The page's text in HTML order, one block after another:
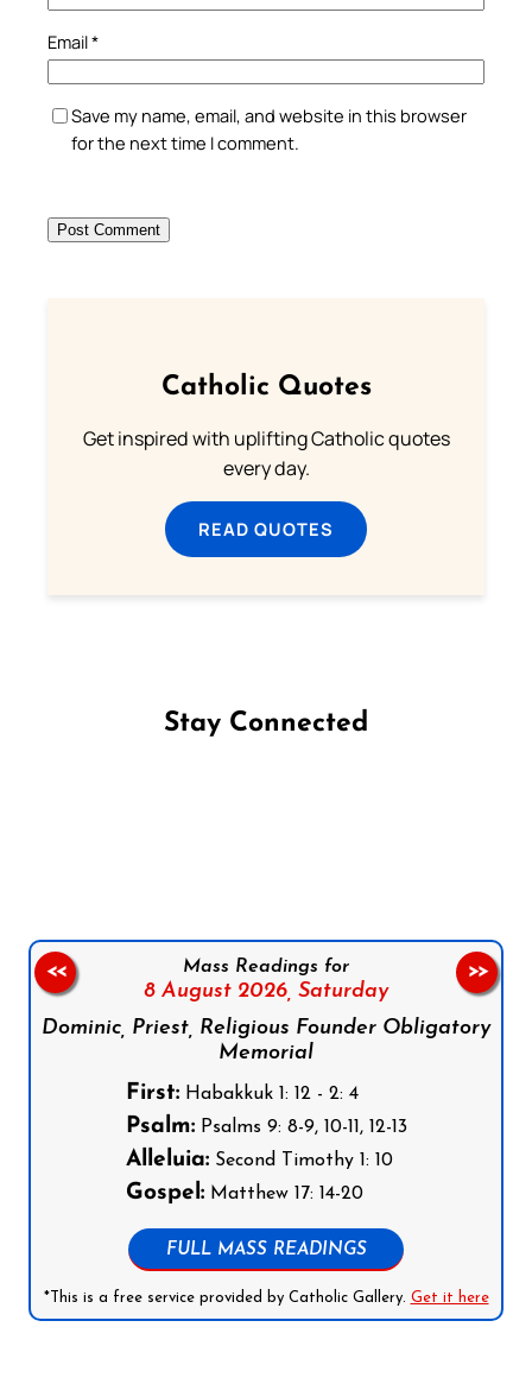
Email*
Save my name, email, and website in this browser
for the next time I comment.
Catholic Quotes
Get inspired with uplifting Catholic quotes
every day.
READ QUOTES
Stay Connected
Mass Readings for
8 August 2026, Saturday
Dominic, Priest, Religious Founder Obligatory
Memorial
First:Habakkuk 1: 12 - 2: 4
Psalm:Psalms 9: 8-9, 10-11, 12-13
Alleluia:Second Timothy 1: 10
Gospel:Matthew 17: 14-20
FULL MASS READINGS
*This is a free service provided by Catholic Gallery. Get it here
<< >>